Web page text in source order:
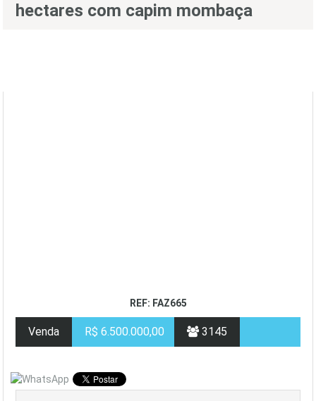
hectares com capim mombaça
REF: FAZ665
Venda R$ 6.500.000,00 3145